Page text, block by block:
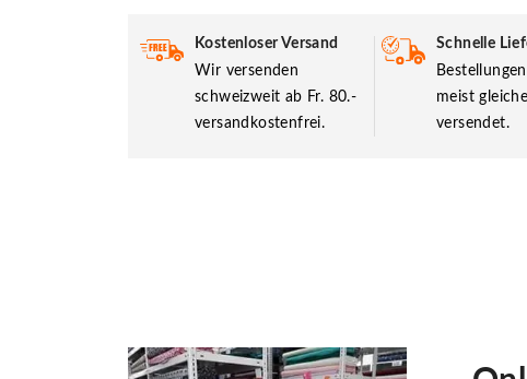
Kostenloser Versand
Wir versenden
schweizweit ab Fr. 80.-
versandkostenfrei.
Schnelle
meist
versendet.